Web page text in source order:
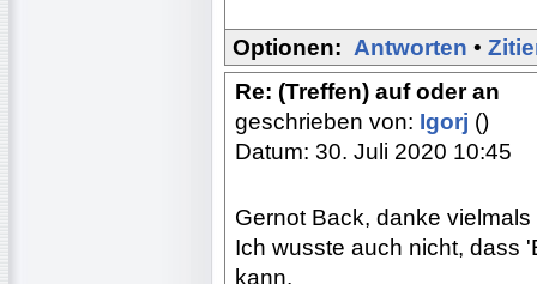
Optionen: Antworten •
Re: (Treffen) auf oder an
geschrieben von: Igorj ()
Datum: 30. Juli 2020 10:45
Gernot Back, danke vielmals
Ich wusste auch nicht, dass
kann.